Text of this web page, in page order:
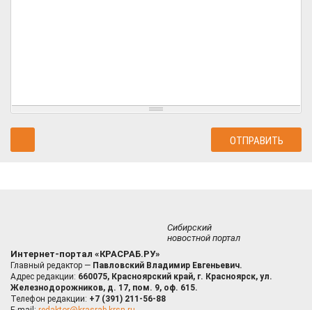
Сибирский
новостной портал
Интернет-портал «КРАСРАБ.РУ»
Главный редактор — Павловский Владимир Евгеньевич.
Адрес редакции: 660075, Красноярский край, г. Красноярск, ул.
Железнодорожников, д. 17, пом. 9, оф. 615.
Телефон редакции: +7 (391) 211-56-88